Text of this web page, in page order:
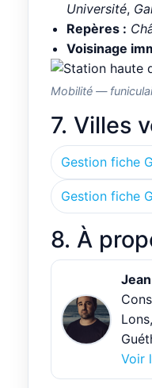
Université,
Repères :
Voisinage
Mobilité —
7. Villes
Gestion fiche
Gestion fiche
8. À
Voir